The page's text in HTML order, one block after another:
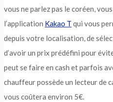
vous ne parlez pas le coréen,
l’application Kakao T qui vous
depuis votre localisation, de
d’avoir un prix prédéfini pour
peut se faire en cash et parfois
chauffeur possède un lecteur de
vous coûtera environ 5€.